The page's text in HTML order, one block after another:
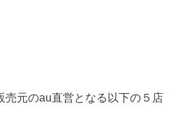
元のau直営となる以下の５店